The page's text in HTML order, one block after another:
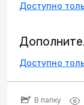
Доступно
Доступно
В папку